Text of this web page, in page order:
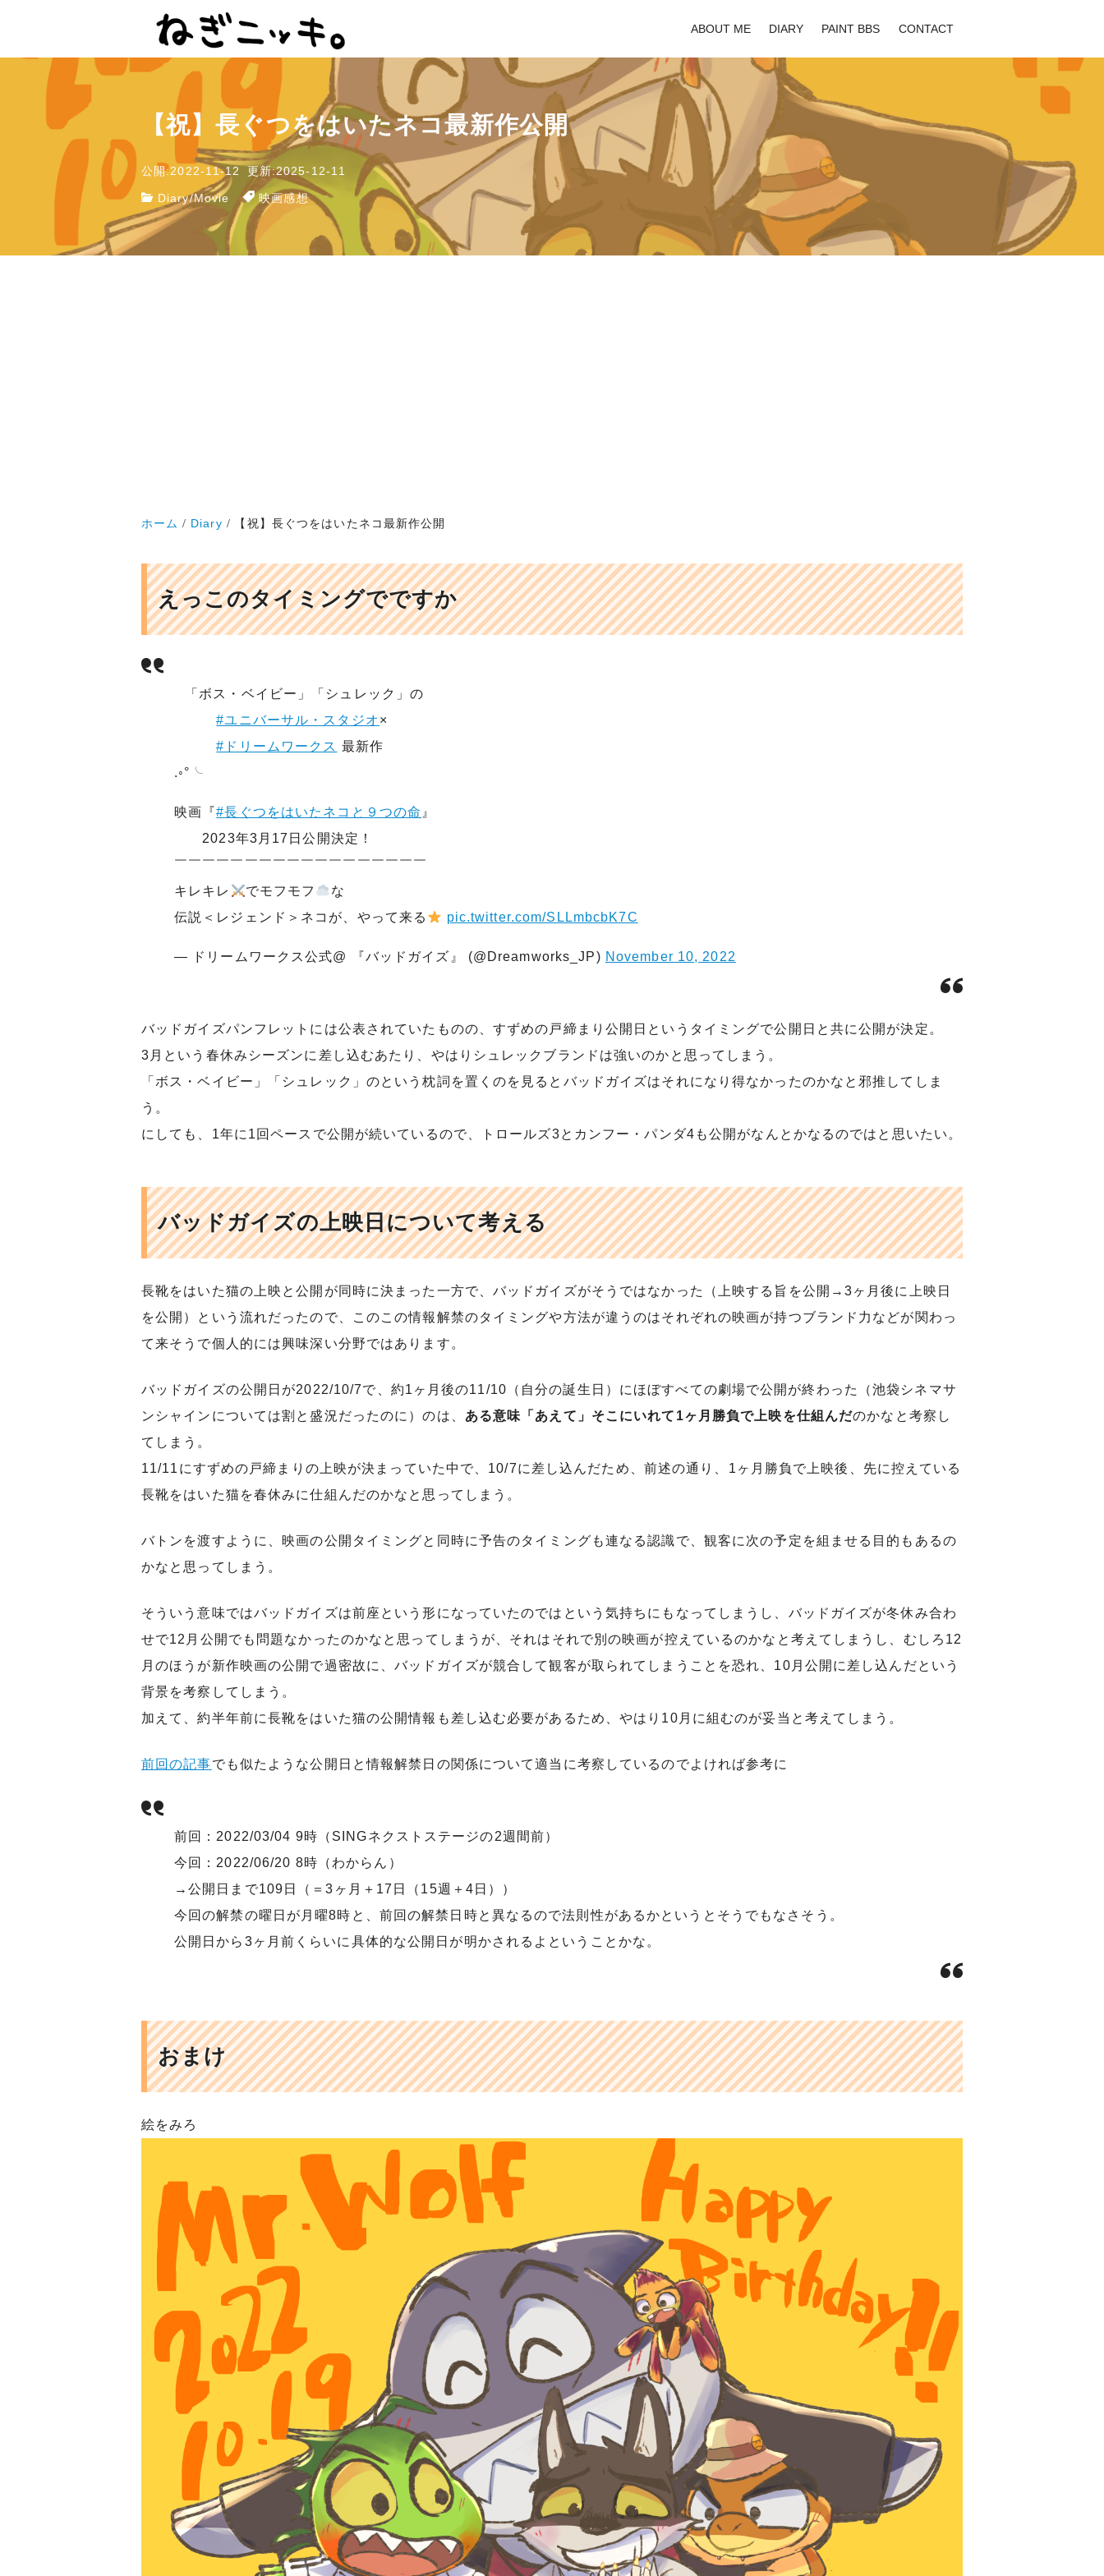
ABOUT ME DIARY PAINT BBS CONTACT
【祝】長ぐつをはいたネコ最新作公開
公開:2022-11-12 更新:2025-12-11
Diary/Movie 映画感想
ホーム Diary 【祝】長ぐつをはいたネコ最新作公開
えっこのタイミングでですか
⠀「ボス・ベイビー」「シュレック」の
#ユニバーサル・スタジオ×
#ドリームワークス 最新作
.◦°╰
映画『#長ぐつをはいたネコと９つの命 』
2023年3月17日公開決定！
￣￣￣￣￣￣￣￣￣￣￣￣￣￣￣￣￣￣
キレキレ
でモフモフ
な
伝説＜レジェンド＞ネコが、やって来る
pic.twitter.com/SLLmbcbK7C
— ドリームワークス公式@ 『バッドガイズ』 (@Dreamworks_JP) November 10, 2022
バッドガイズパンフレットには公表されていたものの、すずめの戸締まり公開日というタイミングで公開日と共に公開が決定。
3月という春休みシーズンに差し込むあたり、やはりシュレックブランドは強いのかと思ってしまう。
「ボス・ベイビー」「シュレック」のという枕詞を置くのを見るとバッドガイズはそれになり得なかったのかなと邪推してしま
う。
にしても、1年に1回ペースで公開が続いているので、トロールズ3とカンフー・パンダ4も公開がなんとかなるのではと思いたい。
バッドガイズの上映日について考える
長靴をはいた猫の上映と公開が同時に決まった一方で、バッドガイズがそうではなかった（上映する旨を公開→3ヶ月後に上映日
を公開）という流れだったので、このこの情報解禁のタイミングや方法が違うのはそれぞれの映画が持つブランド力などが関わっ
て来そうで個人的には興味深い分野ではあります。
バッドガイズの公開日が2022/10/7で、約1ヶ月後の11/10（自分の誕生日）にほぼすべての劇場で公開が終わった（池袋シネマサ
ンシャインについては割と盛況だったのに）のは、 ある意味「あえて」そこにいれて1ヶ月勝負で上映を仕組んだのかなと考察し
てしまう。
11/11にすずめの戸締まりの上映が決まっていた中で、10/7に差し込んだため、前述の通り、1ヶ月勝負で上映後、先に控えている
長靴をはいた猫を春休みに仕組んだのかなと思ってしまう。
バトンを渡すように、映画の公開タイミングと同時に予告のタイミングも連なる認識で、観客に次の予定を組ませる目的もあるの
かなと思ってしまう。
そういう意味ではバッドガイズは前座という形になっていたのではという気持ちにもなってしまうし、バッドガイズが冬休み合わ
せで12月公開でも問題なかったのかなと思ってしまうが、それはそれで別の映画が控えているのかなと考えてしまうし、むしろ12
月のほうが新作映画の公開で過密故に、バッドガイズが競合して観客が取られてしまうことを恐れ、10月公開に差し込んだという
背景を考察してしまう。
加えて、約半年前に長靴をはいた猫の公開情報も差し込む必要があるため、やはり10月に組むのが妥当と考えてしまう。
前回の記事でも似たような公開日と情報解禁日の関係について適当に考察しているのでよければ参考に
前回：2022/03/04 9時（SINGネクストステージの2週間前）
今回：2022/06/20 8時（わからん）
→公開日まで109日（＝3ヶ月＋17日（15週＋4日））
今回の解禁の曜日が月曜8時と、前回の解禁日時と異なるので法則性があるかというとそうでもなさそう。
公開日から3ヶ月前くらいに具体的な公開日が明かされるよということかな。
おまけ
絵をみろ